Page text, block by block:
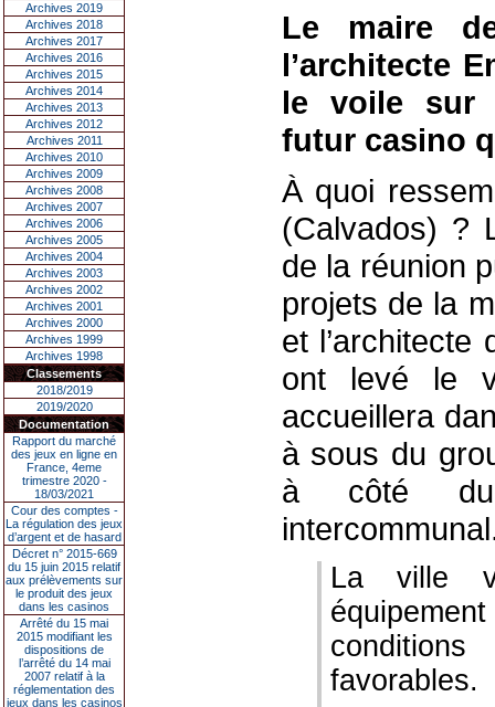
Archives 2019
Archives 2018
Archives 2017
Archives 2016
Archives 2015
Archives 2014
Archives 2013
Archives 2012
Archives 2011
Archives 2010
Archives 2009
Archives 2008
Archives 2007
Archives 2006
Archives 2005
Archives 2004
Archives 2003
Archives 2002
Archives 2001
Archives 2000
Archives 1999
Archives 1998
Classements
2018/2019
2019/2020
Documentation
Rapport du marché
des jeux en ligne en
France, 4eme
trimestre 2020 -
18/03/2021
Cour des comptes -
La régulation des jeux
d’argent et de hasard
Décret n° 2015-669
du 15 juin 2015 relatif
aux prélèvements sur
le produit des jeux
dans les casinos
Arrêté du 15 mai
2015 modifiant les
dispositions de
l’arrêté du 14 mai
2007 relatif à la
réglementation des
jeux dans les casinos
Le maire
l’architecte
le voile sur
futur casino
À quoi
(Calvados) ?
de la réunion
projets de la
et l’architecte
ont levé le
accueillera
à sous du
à côté du
La ville
favorables.